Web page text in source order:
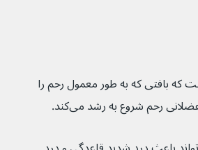
که بافتی که به طور معمول رحم را